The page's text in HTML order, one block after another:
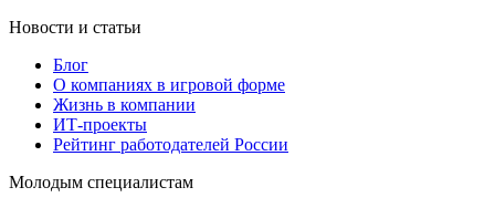
Новости и статьи
Блог
О компаниях в игровой форме
Жизнь в компании
ИТ-проекты
Рейтинг работодателей России
Молодым специалистам